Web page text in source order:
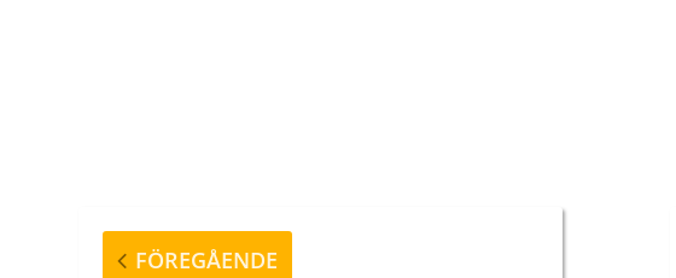
Föregående
FÖREGÅENDE